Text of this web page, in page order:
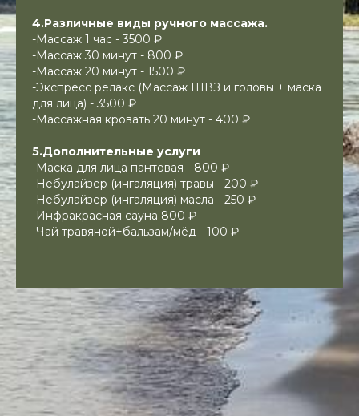
4.Различные виды ручного массажа.
-Массаж 1 час - 3500 ₽
-Массаж 30 минут - 800 ₽
-Массаж 20 минут - 1500 ₽
-Экспресс релакс (Массаж ШВЗ и головы + маска
для лица) - 3500 ₽
-Массажная кровать 20 минут - 400 ₽
5.Дополнительные услуги
-Маска для лица пантовая - 800 ₽
-Небулайзер (ингаляция) травы - 200 ₽
-Небулайзер (ингаляция) масла - 250 ₽
-Инфракрасная сауна 800 ₽
-Чай травяной+бальзам/мёд - 100 ₽